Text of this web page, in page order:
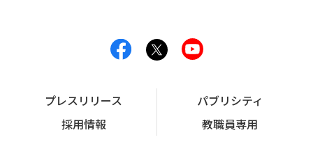
プレスリリース
パブリシティ
採用情報
教職員専用